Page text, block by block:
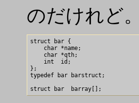
のだけれど。
struct bar {
    char *name;
    char *qth;
    int  id;
};
typedef bar barstruct;